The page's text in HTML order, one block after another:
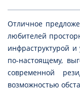
Отличное
любителей
инфраструктурой
по-настоящему,
современной
возможностью